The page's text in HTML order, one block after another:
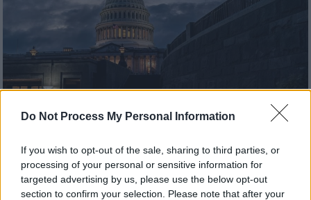
Do Not Process My Personal Information
If you wish to opt-out of the sale, sharing to third parties, or
processing of your personal or sensitive information for
targeted advertising by us, please use the below opt-out
section to confirm your selection. Please note that after your
Προσθέστε το ΕΘΝΟΣ στη Google